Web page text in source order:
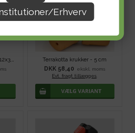
Erhverv
Akrylmaling sæt - Basic, 12x3,5 ml Terrakotta krukker - 5 cm
DKK 58,40
ekskl. moms
Evt. fragt tillægges